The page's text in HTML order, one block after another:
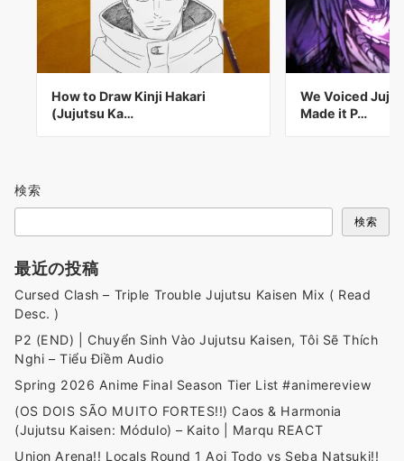
How to Draw Kinji Hakari
(Jujutsu Ka…
We Voiced
Made it P…
検索
検索
最近の投稿
Cursed Clash – Triple Trouble Jujutsu Kaisen Mix ( Read
Desc. )
P2 (END) | Chuyển Sinh Vào Jujutsu Kaisen, Tôi Sẽ Thích
Nghi – Tiểu Điềm Audio
Spring 2026 Anime Final Season Tier List #animereview
(OS DOIS SÃO MUITO FORTES!!) Caos & Harmonia
(Jujutsu Kaisen: Módulo) – Kaito | Marqu REACT
Union Arena!! Locals Round 1 Aoi Todo vs Seba Natsuki!!